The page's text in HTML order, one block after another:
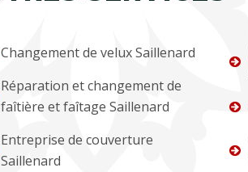
Changement de velux Saillenard
Réparation et changement de
faîtière et faîtage Saillenard
Entreprise de couverture
Saillenard